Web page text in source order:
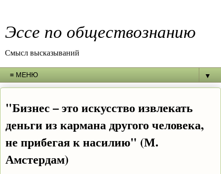
Эссе по обществознанию
Смысл высказываний
▼
"Бизнес – это искусство извлекать
деньги из кармана другого человека,
не прибегая к насилию" (М.
Амстердам)